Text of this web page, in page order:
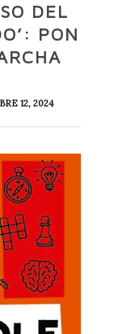
DEL
PON
12, 2024